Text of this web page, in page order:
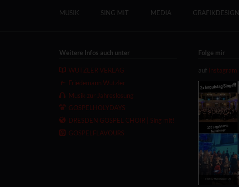
MUSIK SING MIT MEDIA GRAFIKDESIGN
Weitere Infos auch unter
WUTZLER VERLAG
Friedemann Wutzler
Musik zur Jahreslosung
GOSPELHOLYDAYS
DRESDEN GOSPEL CHOIR | Sing mit!
GOSPELFLAVOURS
Folge mir
auf Instagram